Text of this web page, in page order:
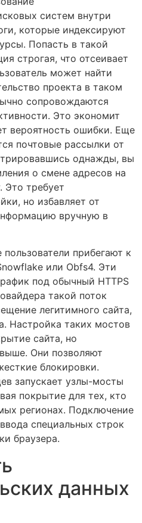
систем внутри
которые индексируют
Попасть в такой
строгая, что отсеивает
может найти
проекта в таком
сопровождаются
Это экономит
вероятность ошибки. Еще
почтовые рассылки от
однажды, вы
о смене адресов на
Это требует
но избавляет от
вручную в
прибегают к
или Obfs4. Эти
под обычный HTTPS
такой поток
легитимного сайта,
Настройка таких мостов
сайта, но
Они позволяют
блокировки.
запускает узлы-мосты
покрытие для тех, кто
регионах. Подключение
специальных строк
браузера.
данных